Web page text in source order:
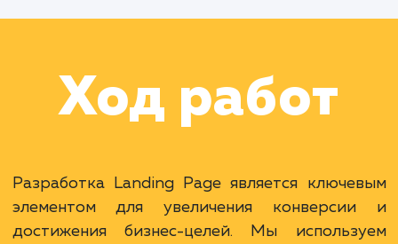
Работа Тренера/консультанта
Раскладываем